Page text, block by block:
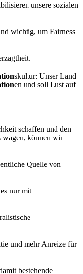
unsere sozialen
wichtig, um Fairness
skultur: Unser Land
en und soll Lust auf
schaffen und den
wagen, können wir
Quelle von
nur mit
und mehr Anreize für
bestehende